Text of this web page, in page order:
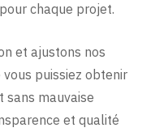
chaque projet.
et ajustons nos
puissiez obtenir
mauvaise
et qualité